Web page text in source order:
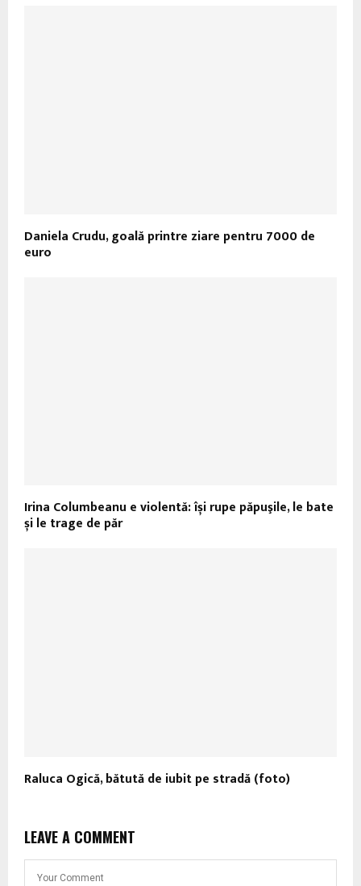
Daniela Crudu, goală printre ziare pentru 7000 de
euro
Irina Columbeanu e violentă: își rupe păpuşile, le bate
și le trage de păr
Raluca Ogică, bătută de iubit pe stradă (foto)
LEAVE A COMMENT